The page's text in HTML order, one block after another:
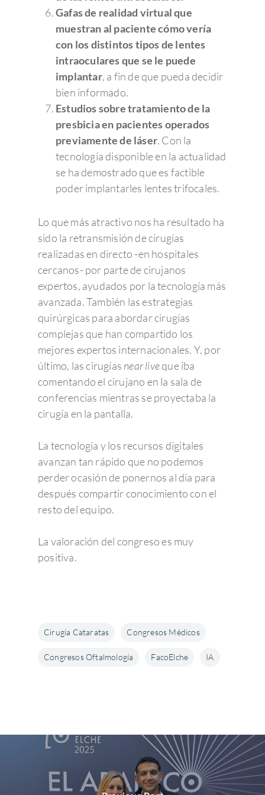
Gafas de realidad virtual que
muestran al paciente cómo vería
con los distintos tipos de lentes
intraoculares que se le puede
implantar, a fin de que pueda decidir
bien informado.
Estudios sobre tratamiento de la
presbicia en pacientes operados
previamente de láser. Con la
tecnología disponible en la actualidad
se ha demostrado que es factible
poder implantarles lentes trifocales.
Lo que más atractivo nos ha resultado ha
sido la retransmisión de cirugías
realizadas en directo -en hospitales
cercanos- por parte de cirujanos
expertos, ayudados por la tecnología más
avanzada. También las estrategias
quirúrgicas para abordar cirugías
complejas que han compartido los
mejores expertos internacionales. Y, por
último, las cirugías near liveque iba
comentando el cirujano en la sala de
conferencias mientras se proyectaba la
cirugía en la pantalla.
La tecnología y los recursos digitales
avanzan tan rápido que no podemos
perder ocasión de ponernos al día para
después compartir conocimiento con el
resto del equipo.
La valoración del congreso es muy
positiva.
Cirugía Cataratas Congresos Médicos
Congresos Oftalmología FacoElche IA
Enfermedades
Córnea
Tratamientos